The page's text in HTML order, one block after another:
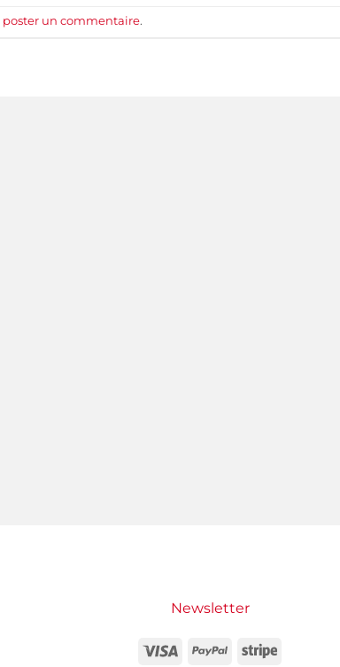
poster un commentaire.
Newsletter
Visa PayPal Stripe